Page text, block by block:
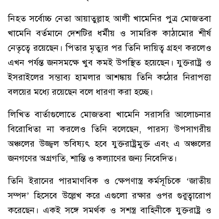
নিহত সর্বোচ্চ নেতা আয়াতুল্লাহ আলী খামেনির পুত্র মোজতবা
খামেনি বর্তমানে দেশটির ধর্মীয় ও সামরিক কাঠামোর শীর্ষ
নেতৃত্বে রয়েছেন। পিতার মৃত্যুর পর তিনি দায়িত্ব গ্রহণ করলেও
এখন পর্যন্ত জনসমক্ষে খুব কমই উপস্থিত হয়েছেন। যুক্তরাষ্ট্র ও
ইসরাইলের সম্ভাব্য হামলার আশঙ্কায় তিনি কঠোর নিরাপত্তা
বলয়ের মধ্যে রয়েছেন বলে ধারণা করা হচ্ছে।
লিখিত বার্তাগুলোতে মোজতবা খামেনি সরাসরি আলোচনার
বিরোধিতা না করলেও তিনি বলেছেন, পারস্য উপসাগরীয়
অঞ্চলের উজ্জ্বল ভবিষ্যৎ হবে যুক্তরাষ্ট্রমুক্ত এবং এ অঞ্চলের
জনগণের অগ্রগতি, শান্তি ও কল্যাণের জন্য নিবেদিত।
তিনি ইরানের পারমাণবিক ও ক্ষেপণাস্ত্র কর্মসূচিকে ‘জাতীয়
সম্পদ’ হিসেবে উল্লেখ করে এগুলো রক্ষার ওপর গুরুত্বারোপ
করেছেন। একই সঙ্গে সমর্থক ও সশস্ত্র বাহিনীকে যুক্তরাষ্ট্র ও